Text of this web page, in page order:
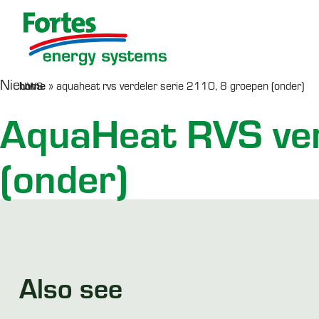
PRODUCTEN
Afleverset
SERVICE
LEES MEER >
home » aquaheat rvs verdeler serie 2110, 8 groepen (onder)
Nieuws
AquaHeat RVS
(onder)
Also see